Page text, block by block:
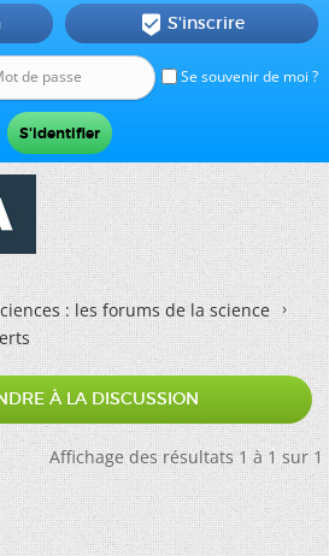
Se souvenir de moi ?
 S'inscrire
: les forums de la science
À LA DISCUSSION
Affichage des résultats 1 à 1 sur 1